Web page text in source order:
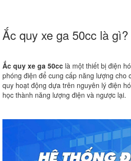
Ắc quy xe ga 50cc là gì?
Ắc quy xe ga 50cc là một thiết bị điện
phóng điện để cung cấp năng lượng cho
quy hoạt động dựa trên nguyên lý điện
học thành năng lượng điện và ngược lại.